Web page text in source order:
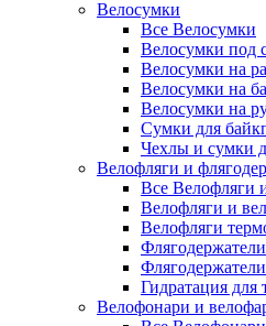
Велосумки
Все Велосумки
Велосумки под
Велосумки на
Велосумки на
Велосумки на
Сумки для
Чехлы и сумки
Велофляги и
Все Велофляги
Велофляги и
Велофляги
Флягодержатели
Гидратация для
Велофонари и